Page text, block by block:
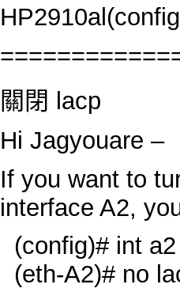
關閉 lacp
Hi Jagyouare –
If you want to
interface A2,
(config)# int a2
(eth-A2)# no